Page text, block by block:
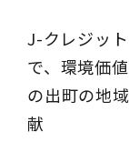
J-クレジッ
で、環境価
の出町の地
献